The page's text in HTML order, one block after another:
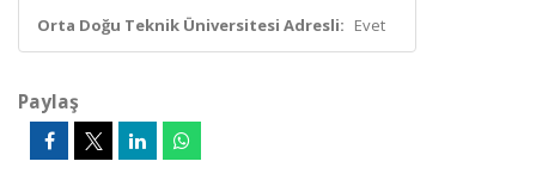
Orta Doğu Teknik Üniversitesi Adresli: Evet
Paylaş